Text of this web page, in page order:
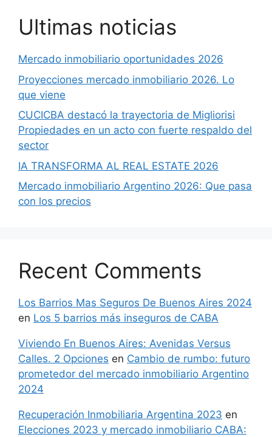
Ultimas noticias
Mercado inmobiliario oportunidades 2026
Proyecciones mercado inmobiliario 2026. Lo
que viene
CUCICBA destacó la trayectoria de Migliorisi
Propiedades en un acto con fuerte respaldo del
sector
IA TRANSFORMA AL REAL ESTATE 2026
Mercado inmobiliario Argentino 2026: Que pasa
con los precios
Recent Comments
Los Barrios Mas Seguros De Buenos Aires 2024
en Los 5 barrios más inseguros de CABA
Viviendo En Buenos Aires: Avenidas Versus
Calles. 2 Opciones en Cambio de rumbo: futuro
prometedor del mercado inmobiliario Argentino
2024
Recuperación Inmobiliaria Argentina 2023 en
Elecciones 2023 y mercado inmobiliario CABA: